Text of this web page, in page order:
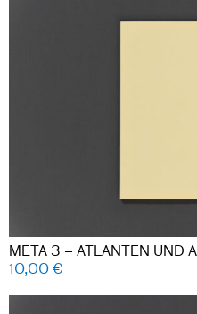
META 3 – ATLANTEN UND
10,00€